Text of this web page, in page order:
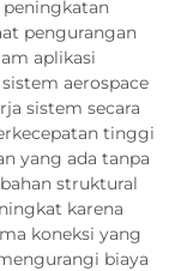
pengurangan
aplikasi
aerospace
sistem secara
tinggi
yang ada tanpa
struktural
karena
koneksi yang
biaya